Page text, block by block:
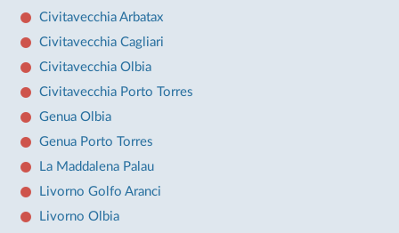
Civitavecchia Arbatax
Civitavecchia Cagliari
Civitavecchia Olbia
Civitavecchia Porto Torres
Genua Olbia
Genua Porto Torres
La Maddalena Palau
Livorno Golfo Aranci
Livorno Olbia